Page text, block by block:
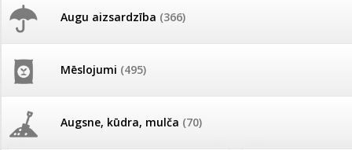
Augu aizsardzība (366)
Mēslojumi (495)
Augsne, kūdra, mulča (70)
Pašlasīšanas vietu katalogs
26.05. Vebinārs - Kā ierobežot
gliemežus piemājas dārzā un
frēze + mulčieris +
AKCIJAS komplekts -
Šķēres
Produkti »Dārza instrumenti un tehnika